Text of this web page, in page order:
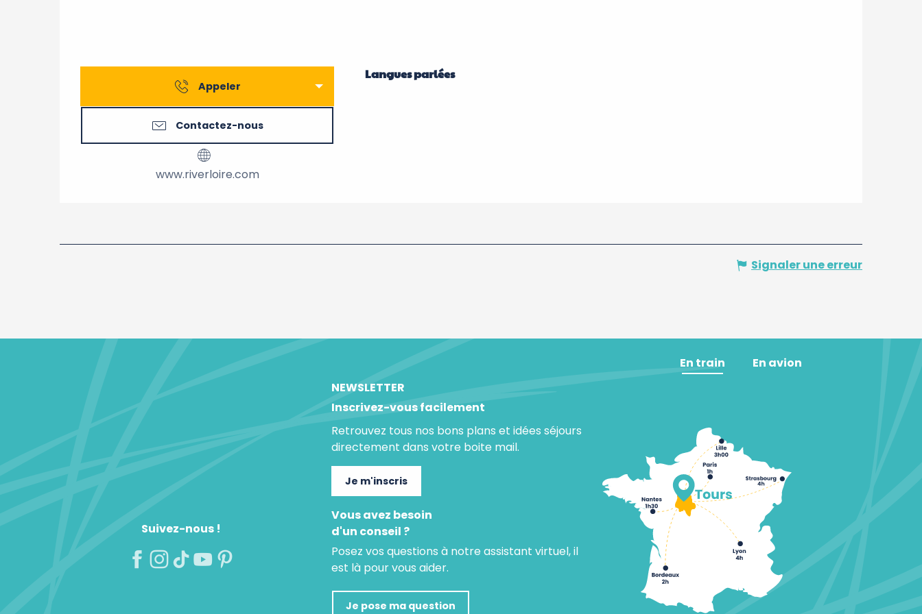
Appeler
Contactez-nous
www.riverloire.com
Langues parlées
Langues parlées
Signaler une erreur
Suivez-nous !
NEWSLETTER
Inscrivez-vous facilement
Retrouvez tous nos bons plans et idées séjours
directement dans votre boite mail.
Je m'inscris
Vous avez besoin
d'un conseil ?
Posez vos questions à notre assistant virtuel, il
est là pour vous aider.
Je pose ma question
En train En avion